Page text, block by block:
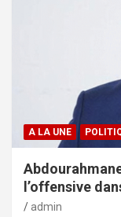
A LA UNE
l’offensive
admin